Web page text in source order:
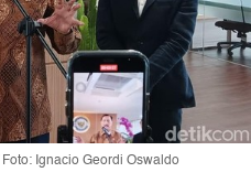
Ignacio Geordi Oswaldo